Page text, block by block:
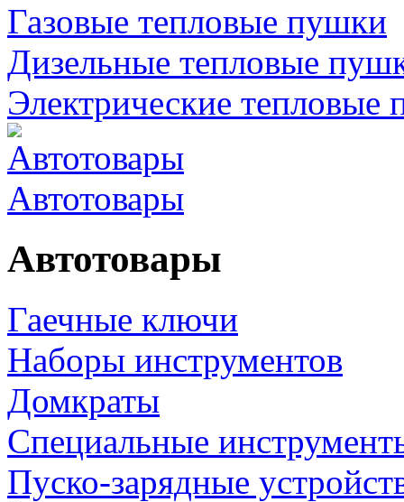
Газовые тепловые пушки
Дизельные тепловые
Электрические тепловые
Автотовары
Автотовары
Гаечные ключи
Наборы инструментов
Домкраты
Специальные
Пуско-зарядные